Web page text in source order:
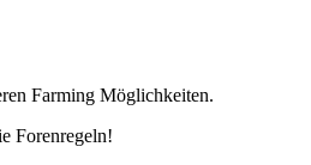
Farming Möglichkeiten.
Forenregeln!